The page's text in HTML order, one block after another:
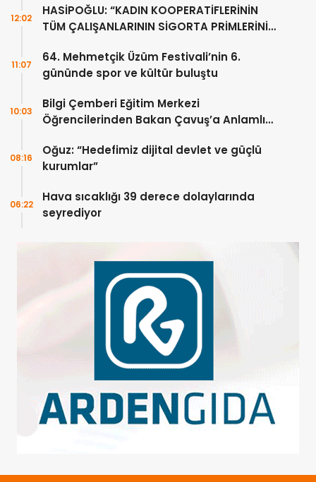
HASİPOĞLU: “KADIN KOOPERATİFLERİNİN
TÜM ÇALIŞANLARININ SİGORTA PRİMLERİNİ
12:02
64. Mehmetçik Üzüm Festivali’nin 6.
gününde spor ve kültür buluştu
11:07
Bilgi Çemberi Eğitim Merkezi
Öğrencilerinden Bakan Çavuş’a Anlamlı
10:03
Oğuz: “Hedefimiz dijital devlet ve güçlü
kurumlar”
08:16
Hava sıcaklığı 39 derece dolaylarında
seyrediyor
06:22